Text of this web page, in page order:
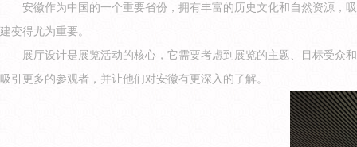
安徽作为中国的一个重要省份，拥有丰富的历史文化和自然资源，
建变得尤为重要。
展厅设计是展览活动的核心，它需要考虑到展览的主题、目标受众
吸引更多的参观者，并让他们对安徽有更深入的了解。